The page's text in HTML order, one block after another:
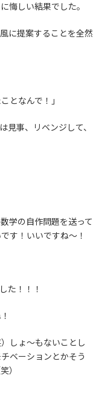
悔しい結果でした。
に提案することを全然
となんで！」
見事、リベンジして、
学の自作問題を送って
す！いいですね～！
た！！！
しょ～もないことし
ベーションとかそう
）